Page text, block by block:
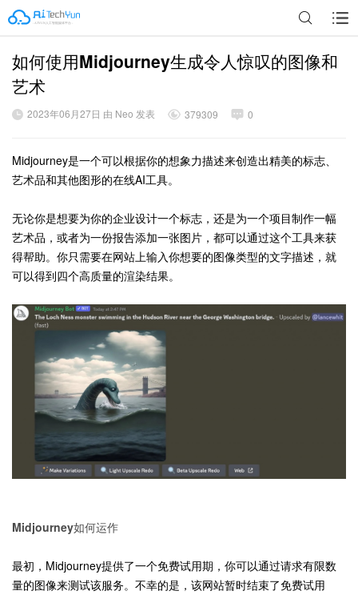
广告
如何使用Midjourney生成令人惊叹的图像和
艺术
2023年06月27日 由 Neo 发表 379309 0
Midjourney是一个可以根据你的想象力描述来创造出精美的标志、
艺术品和其他图形的在线AI工具。
无论你是想要为你的企业设计一个标志，还是为一个项目制作一幅
艺术品，或者为一份报告添加一张图片，都可以通过这个工具来获
得帮助。你只需要在网站上输入你想要的图像类型的文字描述，就
可以得到四个高质量的渲染结果。
Midjourney如何运作
最初，Midjourney提供了一个免费试用期，你可以通过请求有限数
量的图像来测试该服务。不幸的是，该网站暂时结束了免费试用